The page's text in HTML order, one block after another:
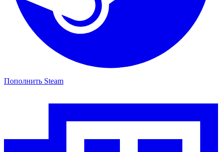
Пополнить Steam